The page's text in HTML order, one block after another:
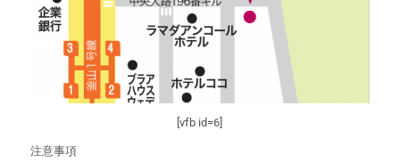
[vfb id=6]
注意事項